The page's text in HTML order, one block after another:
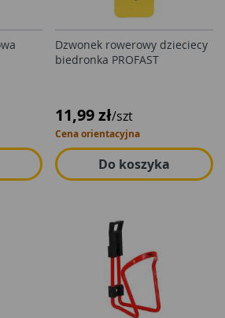
Dzwonek rowerowy dzieciecy
biedronka PROFAST
11,99 zł/szt
Cena orientacyjna
Do koszyka